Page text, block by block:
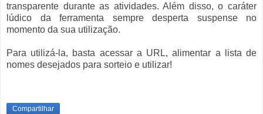
transparente durante as atividades. Além disso, o caráter
lúdico da ferramenta sempre desperta suspense no
momento da sua utilização.
Para utilizá-la, basta acessar a URL, alimentar a lista de
nomes desejados para sorteio e utilizar!
Compartilhar